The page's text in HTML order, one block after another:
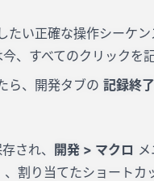
たい正確な操作シーケン
、すべてのクリックを
ら、開発タブの 記録終了
され、 開発 > マクロ
、割り当てたショートカ